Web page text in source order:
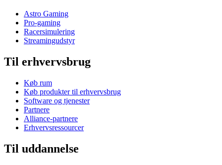
Astro Gaming
Pro-gaming
Racersimulering
Streamingudstyr
Til erhvervsbrug
Køb rum
Køb produkter til erhvervsbrug
Software og tjenester
Partnere
Alliance-partnere
Erhvervsressourcer
Til uddannelse